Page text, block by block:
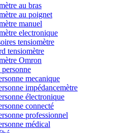
au bras
au poignet
manuel
electronique
tensiomètre
tensiomètre
Omron
personne
mecanique
impédancemètre
électronique
connecté
professionnel
médical